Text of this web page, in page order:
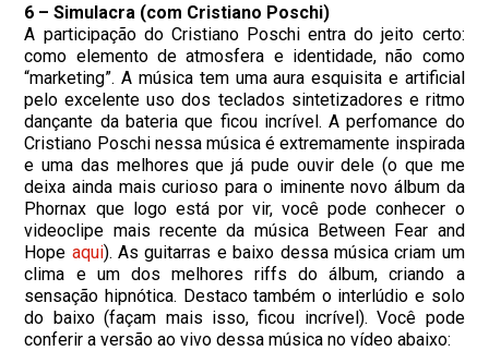
6 – Simulacra (com Cristiano Poschi)
A participação do Cristiano Poschi entra do jeito certo:
como elemento de atmosfera e identidade, não como
“marketing”. A música tem uma aura esquisita e artificial
pelo excelente uso dos teclados sintetizadores e ritmo
dançante da bateria que ficou incrível. A perfomance do
Cristiano Poschi nessa música é extremamente inspirada
e uma das melhores que já pude ouvir dele (o que me
deixa ainda mais curioso para o iminente novo álbum da
Phornax que logo está por vir, você pode conhecer o
videoclipe mais recente da música Between Fear and
Hope aqui).As guitarras e baixo dessa música criam um
clima e um dos melhores riffs do álbum, criando a
sensação hipnótica. Destaco também o interlúdio e solo
do baixo (façam mais isso, ficou incrível). Você pode
conferir a versão ao vivo dessa música no vídeo abaixo: